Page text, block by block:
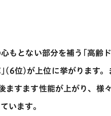
もとない部分を補う｢高齢
｣(6位)が上位に挙がります
すます性能が上がり、様
います。